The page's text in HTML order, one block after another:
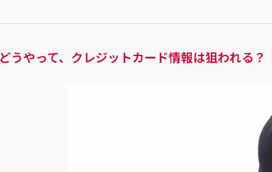
どうやって、クレジットカード情報は狙われる？